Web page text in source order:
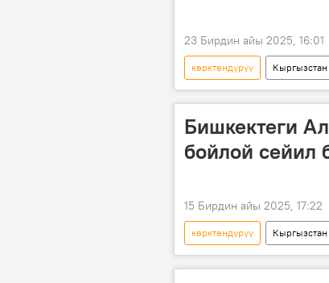
23 Бирдин айы 2025, 16:01
көрктөндүрүү Кыргызстан
жээк
токтом
Бишкектеги
бойлой сейил
15 Бирдин айы 2025, 17:22
көрктөндүрүү Кыргызстан
Сүрөт